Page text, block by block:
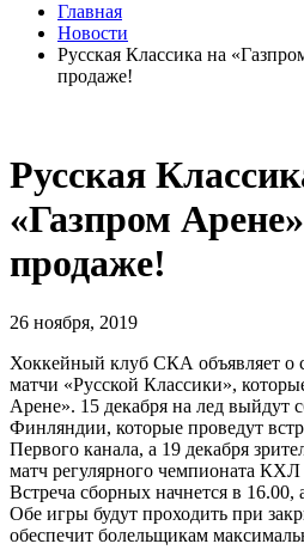
Главная
Новости
Русская Классика на
продаже!
Русская
«Газпром
продаже!
26 ноября, 2019
Хоккейный клуб СКА объявляет о
матчи «Русской Классики»,
Арене». 15 декабря на лед выйдут
Финляндии, которые проведут
Первого канала, а 19 декабря
матч регулярного чемпионата
Встреча сборных начнется в 16.00,
Обе игры будут проходить при
обеспечит болельщикам